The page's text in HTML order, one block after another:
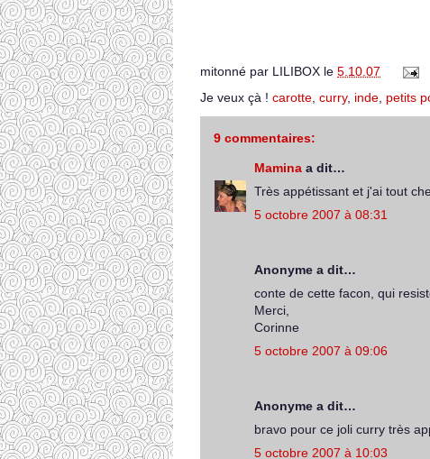
mitonné par LILIBOX le 5.10.07
Je veux çà ! carotte curry, inde petits
9 commentaires:
Mamina a dit…
Très appétissant et j'ai tout
5 octobre 2007 à 08:31
Anonyme a dit…
conte de cette facon, qui
Merci,
Corinne
5 octobre 2007 à 09:06
Anonyme a dit…
bravo pour ce joli curry très
5 octobre 2007 à 10:03